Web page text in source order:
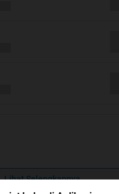
Lihat Selengkapnya